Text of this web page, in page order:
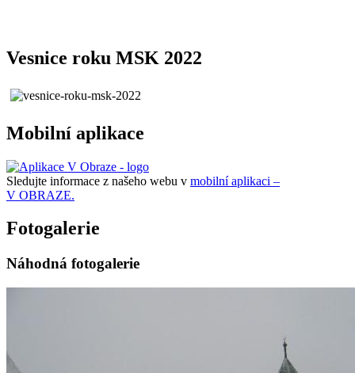
Vesnice roku MSK 2022
Mobilní aplikace
Sledujte informace z našeho webu v mobilní aplikaci –
V OBRAZE.
Fotogalerie
Náhodná fotogalerie